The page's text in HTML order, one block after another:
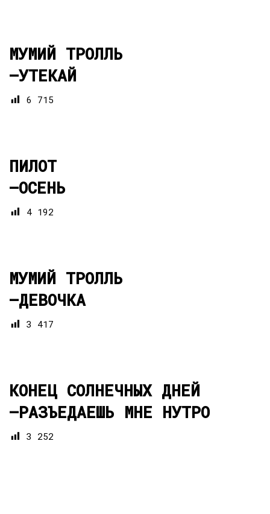
МУМИЙ ТРОЛЛЬ
—УТЕКАЙ
6 715
ПИЛОТ
—ОСЕНЬ
4 192
МУМИЙ ТРОЛЛЬ
—ДЕВОЧКА
3 417
КОНЕЦ СОЛНЕЧНЫХ ДНЕЙ
—РАЗЪЕДАЕШЬ МНЕ НУТРО
3 252